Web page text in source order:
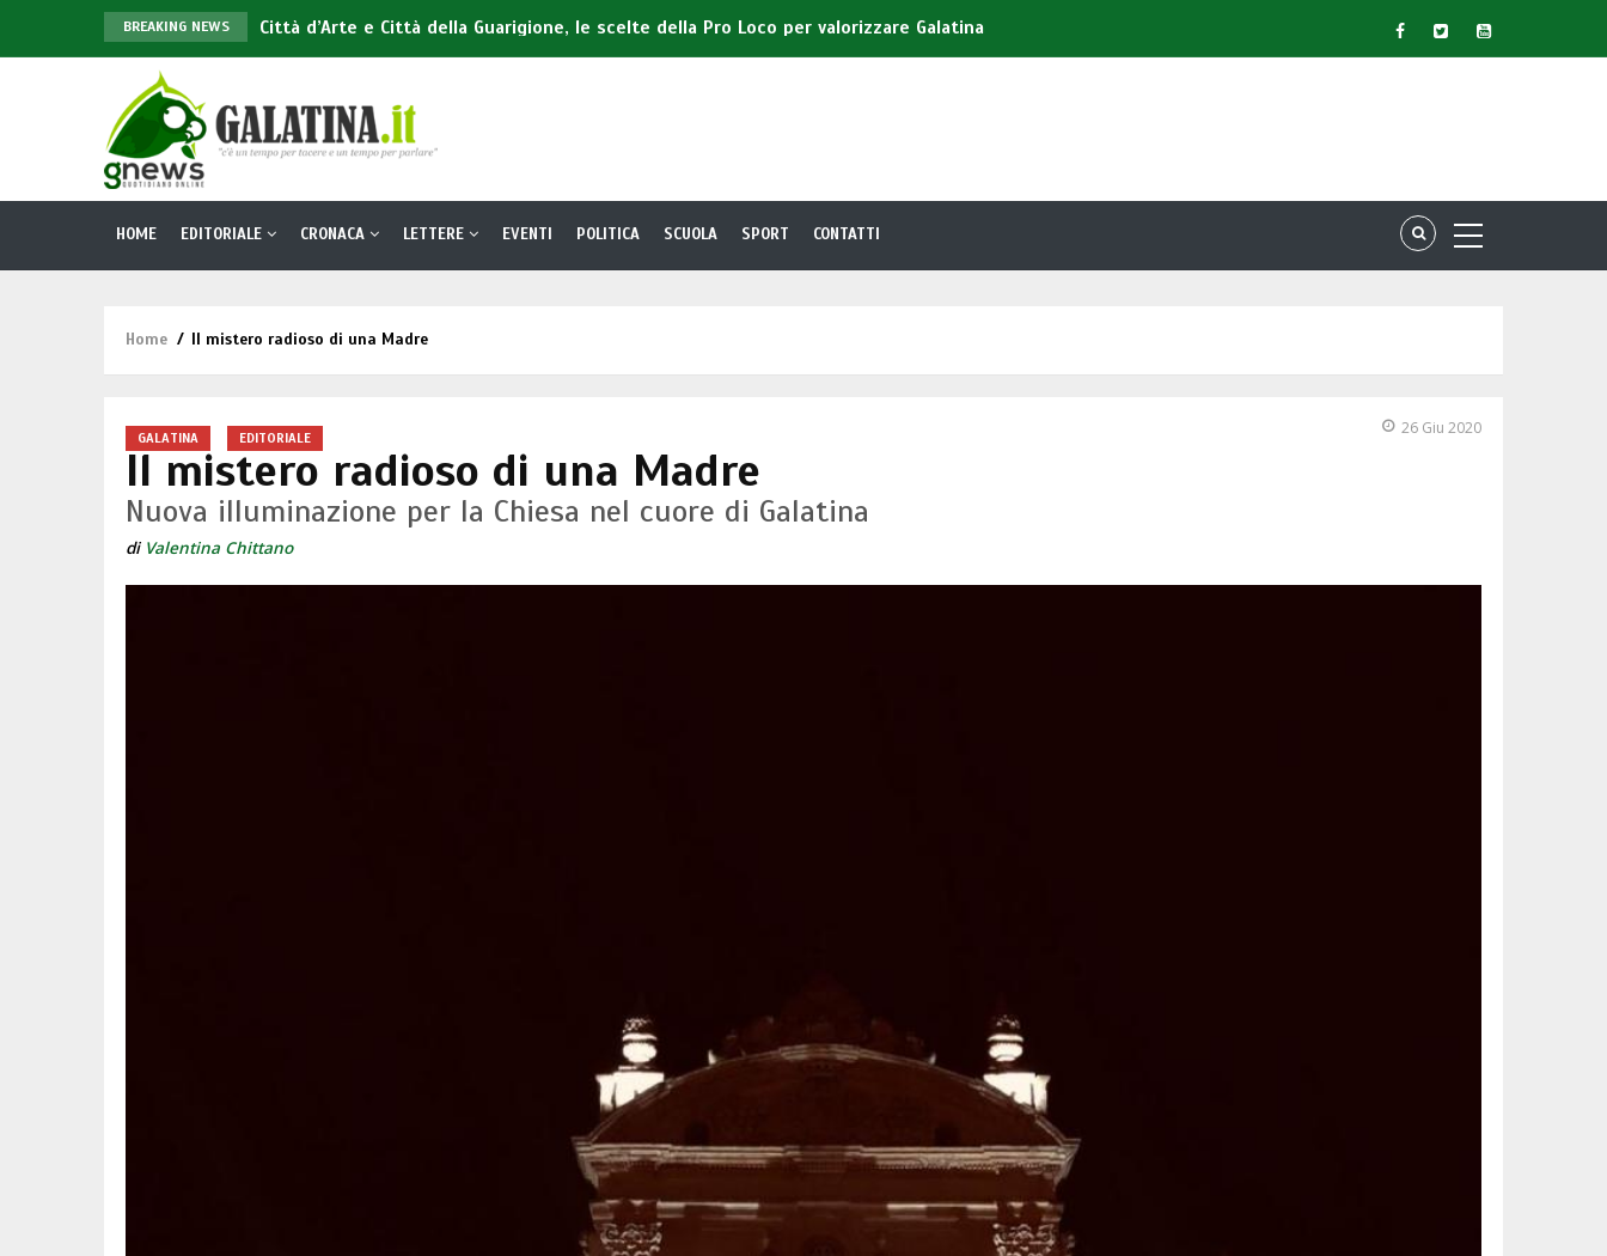
BREAKING NEWS
Città d’Arte e Città della Guarigione, le scelte della Pro Loco per valorizzare Galatina
Barbara Alberti a Galatina per presentare 'Gelosia' il suo ultimo libro
Galatina
Strade senza nome in contrada Scorpo a Galatina
navigation
HOME EDITORIALE CRONACA LETTERE EVENTI POLITICA SCUOLA SPORT CONTATTI
Briciole
pane
Home / Il mistero radioso di una Madre
GALATINA EDITORIALE 26 Giu 2020
Il mistero radioso di una Madre
Nuova illuminazione per la Chiesa nel cuore di Galatina
di Valentina Chittano